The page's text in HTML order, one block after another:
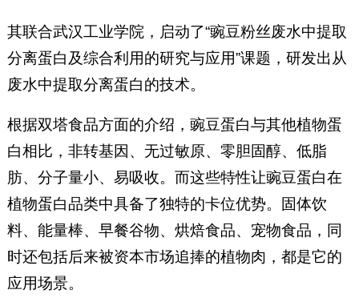
其联合武汉工业学院，启动了“豌豆粉丝废水中提取
分离蛋白及综合利用的研究与应用”课题，研发出从
废水中提取分离蛋白的技术。
根据双塔食品方面的介绍，豌豆蛋白与其他植物蛋
白相比，非转基因、无过敏原、零胆固醇、低脂
肪、分子量小、易吸收。而这些特性让豌豆蛋白在
植物蛋白品类中具备了独特的卡位优势。固体饮
料、能量棒、早餐谷物、烘焙食品、宠物食品，同
时还包括后来被资本市场追捧的植物肉，都是它的
应用场景。